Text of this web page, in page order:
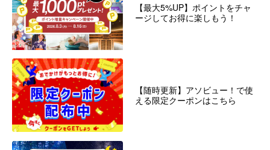
【最大5%UP】ポイントをチャ
ージしてお得に楽しもう！
【随時更新】アソビュー！で使
える限定クーポンはこちら